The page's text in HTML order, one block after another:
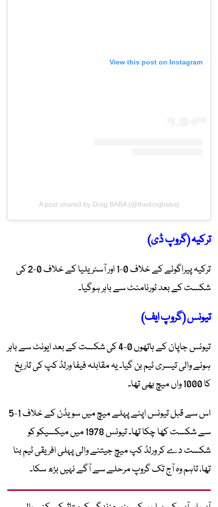
View this post on Instagram
A post shared by Drog BABA (@thedrogbaba)
ترکیہ (گروپ ڈی)
ترکیہ پیراگوئے کے خلاف 0-1 اور آسٹریلیا کے خلاف 0-2 کی
شکست کے بعد ٹورنامنٹ سے باہر ہوگیا۔
تیونس (گروپ ایف)
تیونس جاپان کے ہاتھوں 0-4 کی شکست کے بعد ایونٹ سے باہر
ہونے والی تیسری ٹیم بن گیا۔ یہ مقابلہ فیفا ورلڈ کپ کی تاریخ
کا 1000 واں میچ بھی تھا۔
اس سے قبل تیونس اپنے پہلے میچ میں سویڈن کے خلاف 1-5
سے شکست کھا چکا تھا۔ تیونس 1978 میں میکسیکو کو
شکست دے کر ورلڈ کپ میچ جیتنے والی پہلی افریقی ٹیم بنا
تھا، تاہم وہ آج تک گروپ مرحلے سے آگے نہیں بڑھ سکا۔